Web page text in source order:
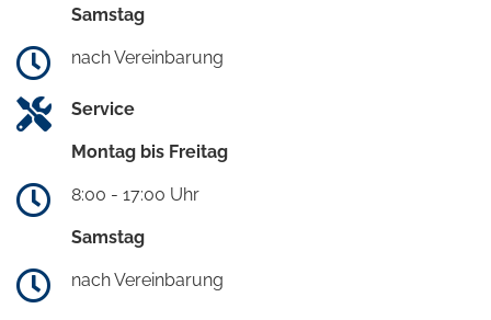
Samstag
nach Vereinbarung
Service
Montag bis Freitag
8:00 - 17:00 Uhr
Samstag
nach Vereinbarung